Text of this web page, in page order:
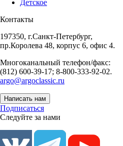
Детское
Контакты
197350, г.Санкт-Петербург,
пр.Королева 48, корпус 6, офис 4.
Многоканальный телефон/факс:
(812) 600-39-17; 8-800-333-92-02.
argo@argoclassic.ru
Написать нам
Подписаться
Следуйте за нами